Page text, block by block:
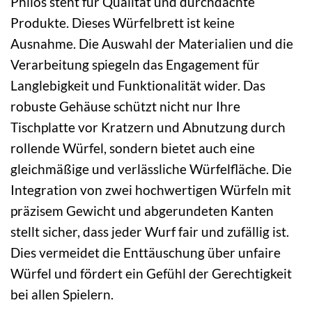
Produkte. Dieses Würfelbrett ist keine
Ausnahme. Die Auswahl der Materialien und die
Verarbeitung spiegeln das Engagement für
Langlebigkeit und Funktionalität wider. Das
robuste Gehäuse schützt nicht nur Ihre
Tischplatte vor Kratzern und Abnutzung durch
rollende Würfel, sondern bietet auch eine
gleichmäßige und verlässliche Würfelfläche. Die
Integration von zwei hochwertigen Würfeln mit
präzisem Gewicht und abgerundeten Kanten
stellt sicher, dass jeder Wurf fair und zufällig ist.
Dies vermeidet die Enttäuschung über unfaire
Würfel und fördert ein Gefühl der Gerechtigkeit
bei allen Spielern.